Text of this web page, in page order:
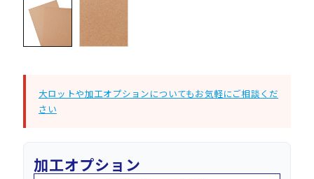
大ロットや加工オプションについてもお気軽にご相談くだ
さい
加工オプション